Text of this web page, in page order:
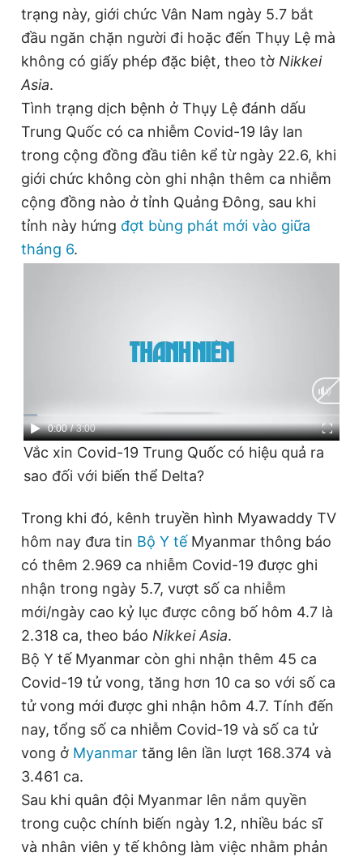
Đọc Thanh Niên trên điện thoại
Theo dõi báo trên
Hotline
0906 645 777
Liên hệ quảng cáo
0908 780 404
Đặt báo
Tổng thư ký tòa soạn: Đức Trung
© 2003-2026 Bản quyền thuộc về Báo Thanh Niên. Cấm sao
chép dưới mọi hình thức nếu không có sự chấp thuận bằng văn
bản. Phát triển bởi ePi Technologies, JSC.
trạng này, giới chức Vân Nam ngày 5.7 bắt
đầu ngăn chặn người đi hoặc đến Thụy Lệ mà
không có giấy phép đặc biệt, theo tờ Nikkei
Asia.
Tình trạng dịch bệnh ở Thụy Lệ đánh dấu
Trung Quốc có ca nhiễm Covid-19 lây lan
trong cộng đồng đầu tiên kể từ ngày 22.6, khi
giới chức không còn ghi nhận thêm ca nhiễm
cộng đồng nào ở tỉnh Quảng Đông, sau khi
tỉnh này hứng đợt bùng phát mới vào giữa
tháng 6.
Current
Time
0:00 / Duration
3:00
Vắc xin Covid-19 Trung Quốc có hiệu quả ra
sao đối với biến thể Delta?
Trong khi đó, kênh truyền hình Myawaddy TV
hôm nay đưa tin Bộ Y tế Myanmar thông báo
có thêm 2.969 ca nhiễm Covid-19 được ghi
nhận trong ngày 5.7, vượt số ca nhiễm
mới/ngày cao kỷ lục được công bố hôm 4.7 là
2.318 ca, theo báo Nikkei Asia.
Bộ Y tế Myanmar còn ghi nhận thêm 45 ca
Covid-19 tử vong, tăng hơn 10 ca so với số ca
tử vong mới được ghi nhận hôm 4.7. Tính đến
nay, tổng số ca nhiễm Covid-19 và số ca tử
vong ở Myanmar tăng lên lần lượt 168.374 và
3.461 ca.
Sau khi quân đội Myanmar lên nắm quyền
trong cuộc chính biến ngày 1.2, nhiều bác sĩ
và nhân viên y tế không làm việc nhằm phản